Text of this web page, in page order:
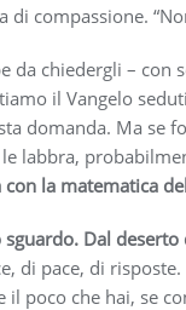
di compassione.
da chiedergli –
il Vangelo
domanda. Ma se
labbra,
la matematica
Dal
di pace, di
il poco che hai, se